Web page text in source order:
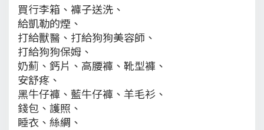
買行李箱、褲子送洗、
給凱勒的煙、
打給獸醫、打給狗狗美容師、
打給狗狗保姆、
奶薊、鈣片、高腰褲、靴型褲、
安舒疼、
黑牛仔褲、藍牛仔褲、羊毛衫、
錢包、護照、
睡衣、絲綢、